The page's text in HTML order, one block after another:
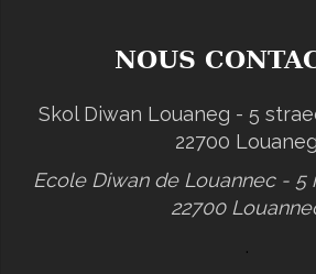
NOUS
Skol Diwan Louaneg - 5
22700 Louaneg
Ecole Diwan de Louannec - 5
22700
.